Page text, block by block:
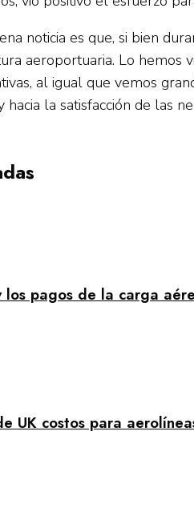
noticia es que, si bien
aeroportuaria. Lo hemos
al igual que vemos
la satisfacción de las
los pagos de la carga
UK costos para